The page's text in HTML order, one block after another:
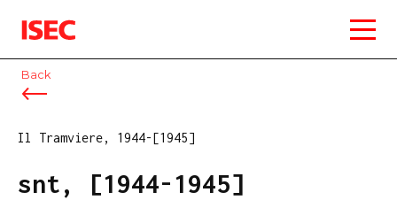
ISEC
Back
Il Tramviere, 1944-[1945]
snt, [1944-1945]